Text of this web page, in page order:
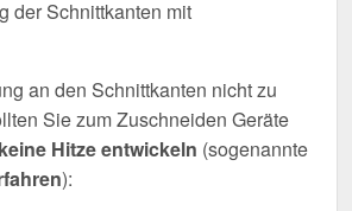
der Schnittkanten mit
an den Schnittkanten nicht zu
Sie zum Zuschneiden Geräte
keine Hitze entwickeln (sogenannte
):